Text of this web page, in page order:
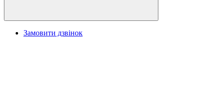
Замовити дзвінок